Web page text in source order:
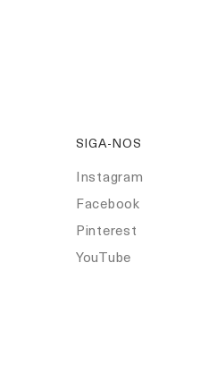
SIGA-NOS
Instagram
Facebook
Pinterest
YouTube